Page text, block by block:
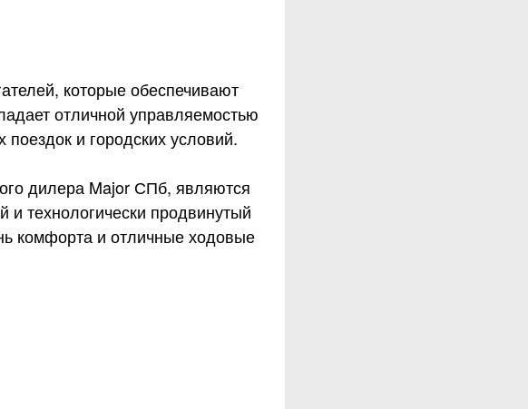
которые обеспечивают
отличной управляемостью
и городских условий.
дилера Major СПб, являются
технологически продвинутый
комфорта и отличные ходовые